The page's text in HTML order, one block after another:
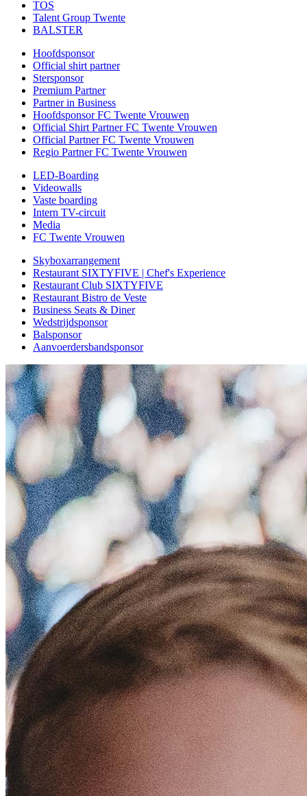
TOS
Talent Group Twente
BALSTER
Hoofdsponsor
Official shirt partner
Stersponsor
Premium Partner
Partner in Business
Hoofdsponsor FC Twente Vrouwen
Official Shirt Partner FC Twente Vrouwen
Official Partner FC Twente Vrouwen
Regio Partner FC Twente Vrouwen
LED-Boarding
Videowalls
Vaste boarding
Intern TV-circuit
Media
FC Twente Vrouwen
Skyboxarrangement
Restaurant SIXTYFIVE | Chef's Experience
Restaurant Club SIXTYFIVE
Restaurant Bistro de Veste
Business Seats & Diner
Wedstrijdsponsor
Balsponsor
Aanvoerdersbandsponsor